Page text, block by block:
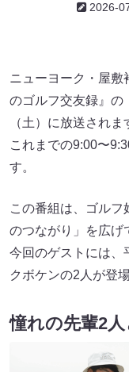
2026-
ニューヨーク・屋敷
のゴルフ交友録』の
（土）に放送され
これまでの9:00〜
す。
この番組は、ゴルフ
のつながり」を広げ
今回のゲストには、
クボケンの2人が登
憧れの先輩2人